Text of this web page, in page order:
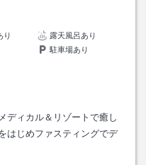
り
露天風呂あり
駐車場あり
ディカル＆リゾートで癒し
はじめファスティングでデ